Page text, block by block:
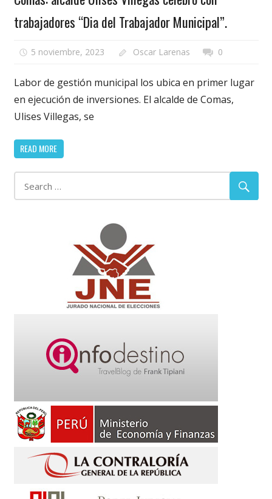
trabajadores “Dia del Trabajador Municipal”.
5 noviembre, 2023 Oscar Larenas 0
Labor de gestión municipal los ubica en primer lugar
en ejecución de inversiones. El alcalde de Comas,
Ulises Villegas, se
READ MORE